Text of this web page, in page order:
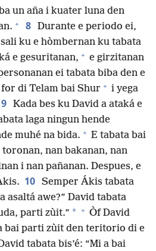
un aña i kuater luna den
+ 8 Durante e periodo ei,
ku e hòmbernan ku tabata
e gesuritanan, + e girzitanan
ei tabata biba den e
di Telam bai Shur + i yega
9 Kada bes ku David a ataká e
laga ningun hende
muhé na bida. + E tabata bai
nan bakanan, nan
i nan pañanan. Despues, e
10 Semper Ákis tabata
asaltá awe?” David tabata
parti zùit.” * + Òf David
bai parti zùit den teritorio di e
tabata bis’é: “Mi a bai